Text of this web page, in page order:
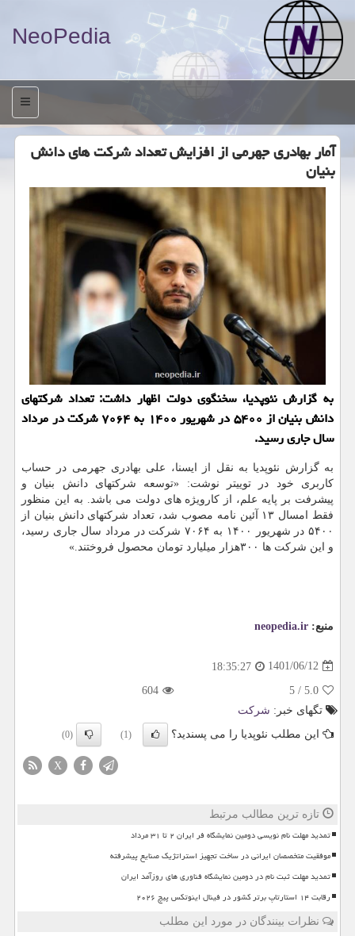
NeoPedia
منو
آمار بهادری جهرمی از افزایش تعداد شرکت های دانش
بنیان
به گزارش نئوپدیا، سخنگوی دولت اظهار داشت: تعداد شرکتهای
دانش بنیان از ۵۴۰۰ در شهریور ۱۴۰۰ به ۷۰۶۴ شرکت در مرداد
سال جاری رسید.
به گزارش نئوپدیا به نقل از ایسنا، علی بهادری جهرمی در حساب
کاربری خود در توییتر نوشت: «توسعه شرکتهای دانش بنیان و
پیشرفت بر پایه علم، از کارویژه های دولت می باشد. به این منظور
فقط امسال ۱۳ آئین نامه مصوب شد، تعداد شرکتهای دانش بنیان از
۵۴۰۰ در شهریور ۱۴۰۰ به ۷۰۶۴ شرکت در مرداد سال جاری رسید،
و این شرکت ها ۳۰۰هزار میلیارد تومان محصول فروختند.»
منبع: neopedia.ir
1401/06/12
18:35:27
5.0
/
5
604
تگهای خبر: شركت
این مطلب نئوپدیا را می پسندید؟
(1)
(0)
X
تازه ترین مطالب مرتبط
تمدید مهلت نام نویسی دومین نمایشگاه فر ایران ۲ تا ۳۱ مرداد
موفقیت متخصصان ایرانی در ساخت تجهیز استراتژیک صنایع پیشرفته
تمدید مهلت ثبت نام در دومین نمایشگاه فناوری های روزآمد ایران
رقابت ۱۴ استارتاپ برتر کشور در فینال اینوتکس پیچ ۲۰۲۶
نظرات بینندگان در مورد این مطلب